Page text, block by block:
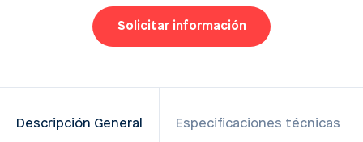
Solicitar información
Descripción General Especificaciones técnicas